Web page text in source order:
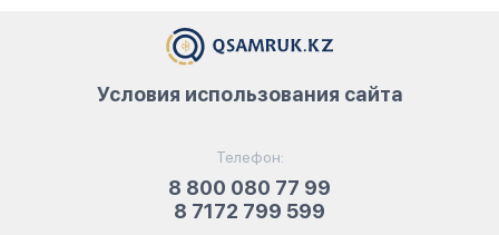
Телефон:
8 800 080 77 99
8 7172 799 599
Условия использования сайта